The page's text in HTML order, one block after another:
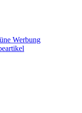
Werbung